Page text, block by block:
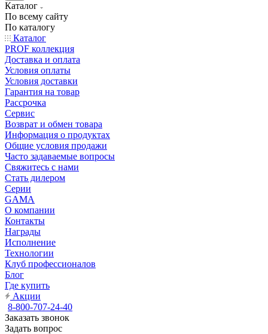
Каталог
По всему сайту
По каталогу
Каталог
PROF коллекция
Доставка и оплата
Условия оплаты
Условия доставки
Гарантия на товар
Рассрочка
Сервис
Возврат и обмен товара
Информация о продуктах
Общие условия продажи
Часто задаваемые вопросы
Свяжитесь с нами
Стать дилером
Серии
GAMA
О компании
Контакты
Награды
Исполнение
Технологии
Клуб профессионалов
Блог
Где купить
Акции
8-800-707-24-40
Заказать звонок
Задать вопрос